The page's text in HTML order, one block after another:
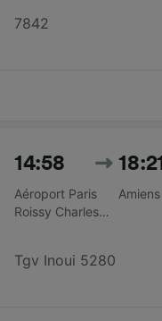
7842
14:58
Aéroport Paris
Roissy Charles
18:21
Amiens
Tgv Inoui 5280